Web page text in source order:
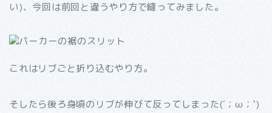
い)、今回は前回と違うやり方で縫ってみました。
これはリブごと折り込むやり方。
そしたら後ろ身頃のリブが伸びて反ってしまった(´；ω；`)